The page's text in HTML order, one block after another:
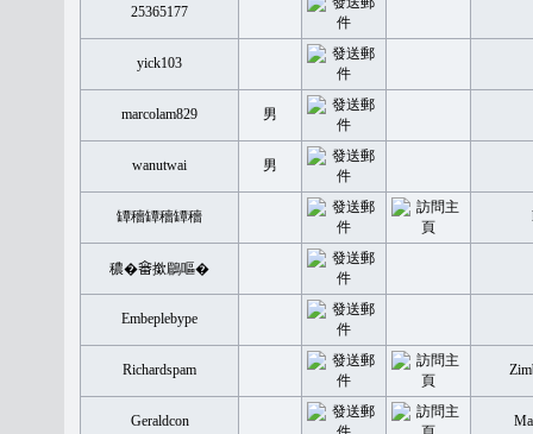
25365177
yick103
marcolam829 男
wanutwai 男
罈穡罈穡罈穡
穠�𤲞撳鶥嘔�
Embeplebype
Richardspam
Geraldcon